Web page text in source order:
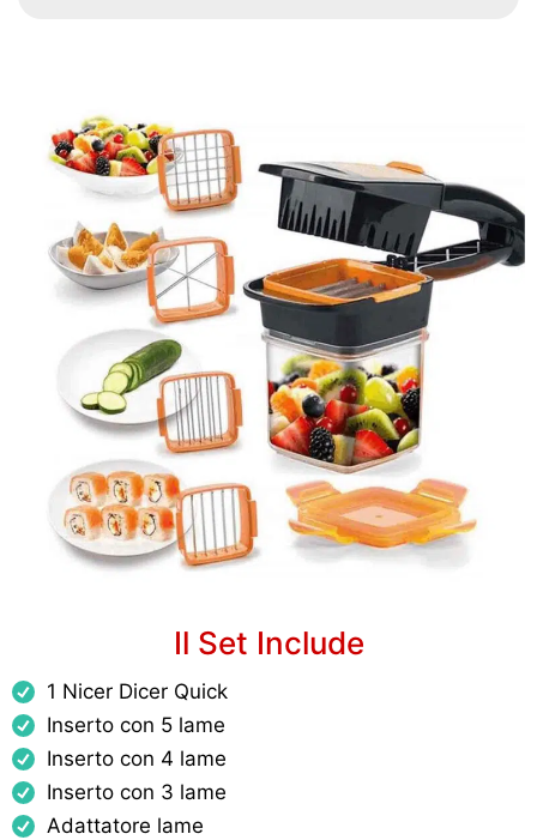
Il Set Include
1 Nicer Dicer Quick
Inserto con 5 lame
Inserto con 4 lame
Inserto con 3 lame
Adattatore lame